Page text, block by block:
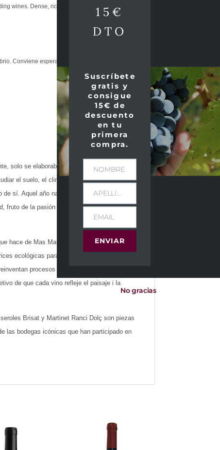
wines. Dense, rich, and plush, it is a pleasure-
Conviene esperarlo."
solo se elaboraba vino a granel y los vinos
el suelo, el clima, las variedades, y se dio
sí. Aquel año nació Mas Martinet, entre los
fruto de la pasión de Josep Lluís Pérez y su
hace de Mas Martinet un proyecto sostenible.
ecológicas para gestionar el viñedo, los
procesos y materiales bajo los
de que cada vino refleje el paisaje i la
Brisat y Martinet Ranci Dolç son piezas
las bodegas icónicas que han participado en
15€
DTO
Suscríbete
gratis y
consigue
15€ de
descuento
en tu
primera
compra.
NOMBRE
APELLIDOS
EMAIL
ENVIAR
No gracias